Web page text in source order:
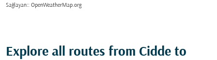
Sağlayan:: OpenWeatherMap.org
Explore all routes from Cidde to